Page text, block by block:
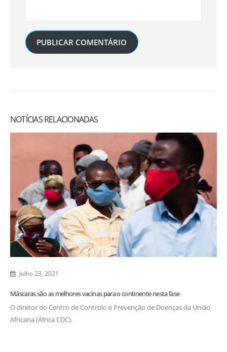
NOTÍCIAS RELACIONADAS
Julho 23, 2021
Máscaras são as melhores vacinas para o continente nesta fase
O diretor do Centro de Controlo e Prevenção de Doenças da União
Africana (África CDC).